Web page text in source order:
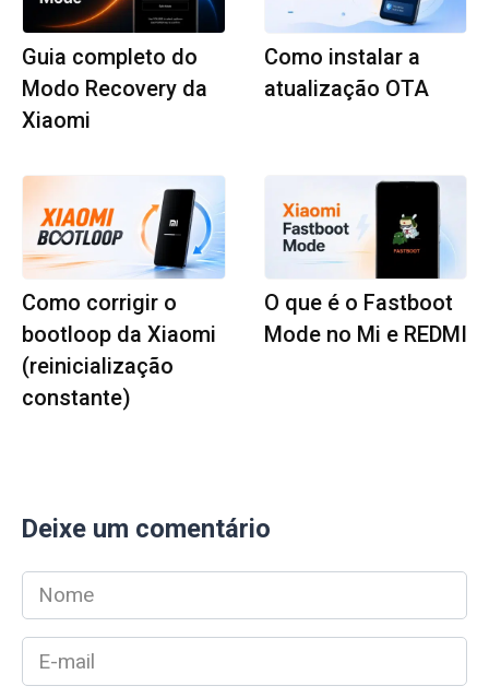
Guia completo do
Modo Recovery da
Xiaomi
Como instalar a
atualização OTA
Como corrigir o
bootloop da Xiaomi
(reinicialização
constante)
O que é o Fastboot
Mode no Mi e REDMI
Deixe um comentário
Nome
*
mail